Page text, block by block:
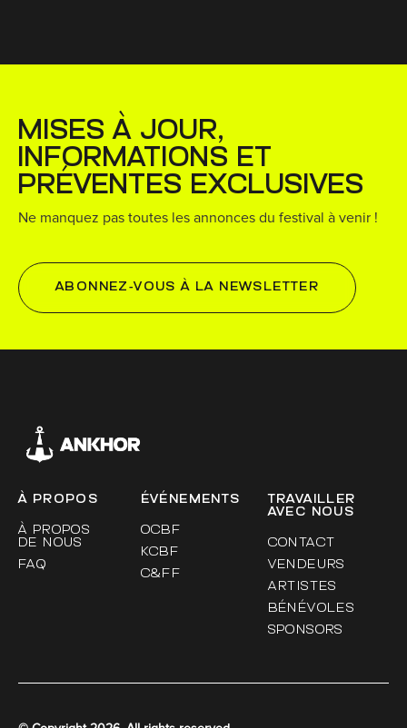
MISES À JOUR,
INFORMATIONS ET
PRÉVENTES EXCLUSIVES
Ne manquez pas toutes les annonces du festival à venir !
ABONNEZ-VOUS À LA NEWSLETTER
À PROPOS
À PROPOS
DE NOUS
FAQ
ÉVÉNEMENTS
OCBF
KCBF
C&FF
TRAVAILLER
AVEC NOUS
CONTACT
VENDEURS
ARTISTES
BÉNÉVOLES
SPONSORS